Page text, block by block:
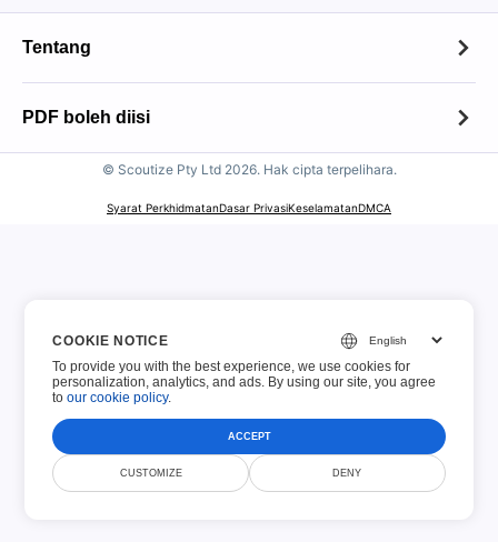
Tentang
Tentang
Kenalan
Dasar Pengekalan Fail
Notis GDPR
PDF boleh diisi
PDF boleh diisi
Borang permohonan
Borang Kewangan
© Scoutize Pty Ltd 2026. Hak cipta terpelihara.
Syarat PerkhidmatanDasar PrivasiKeselamatanDMCA
COOKIE NOTICE
To provide you with the best experience, we use cookies for
personalization, analytics, and ads. By using our site, you agree
toour cookie policy.
ACCEPT
CUSTOMIZE DENY